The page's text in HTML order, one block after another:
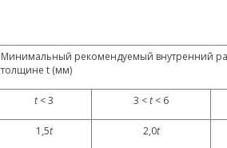
Минимальный рекомендуемый внутренний
толщине t (мм)
t< 3 3 <t< 6
1,5t 2,0t